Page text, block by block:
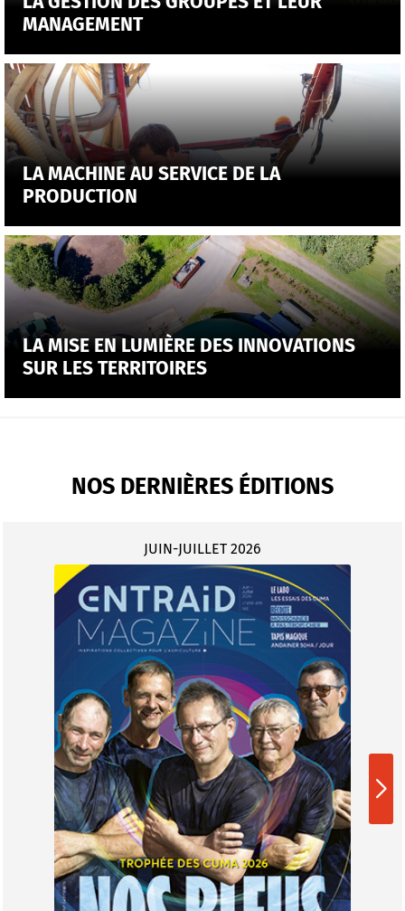
MANAGEMENT
LA MACHINE AU SERVICE DE LA
PRODUCTION
LA MISE EN LUMIÈRE DES INNOVATIONS
SUR LES TERRITOIRES
NOS DERNIÈRES ÉDITIONS
JUIN-JUILLET 2026